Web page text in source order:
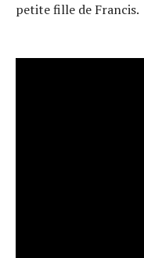
petite fille de Francis.